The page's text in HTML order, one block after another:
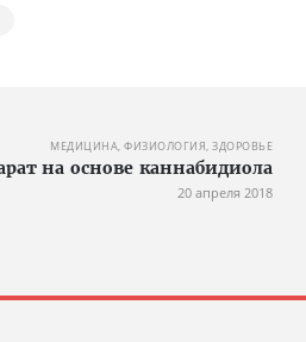
МЕДИЦИНА, ФИЗИОЛОГИЯ, ЗДОРОВЬЕ
на основе каннабидиола
20 апреля 2018